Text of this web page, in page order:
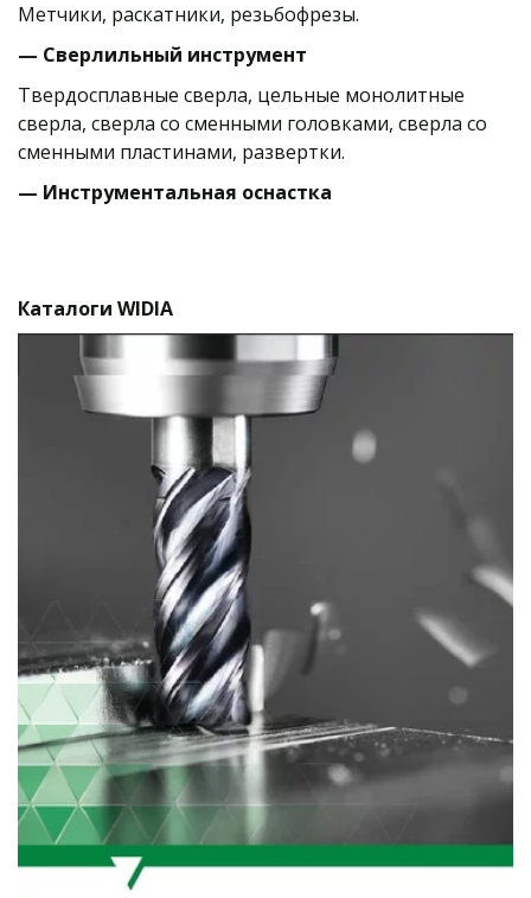
Метчики, раскатники, резьбофрезы.
— Сверлильный инструмент
Твердосплавные сверла, цельные монолитные
сверла, сверла со сменными головками, сверла со
сменными пластинами, развертки.
— Инструментальная оснастка
Каталоги WIDIA